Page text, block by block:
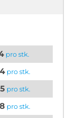
pro stk.
pro stk.
pro stk.
pro stk.